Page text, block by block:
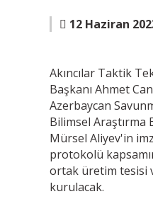
12 Haziran
Akıncılar Taktik
Başkanı Ahmet
Azerbaycan
Bilimsel Araştırma
Mürsel Aliyev'in
protokolü
ortak üretim tesisi
kurulacak.